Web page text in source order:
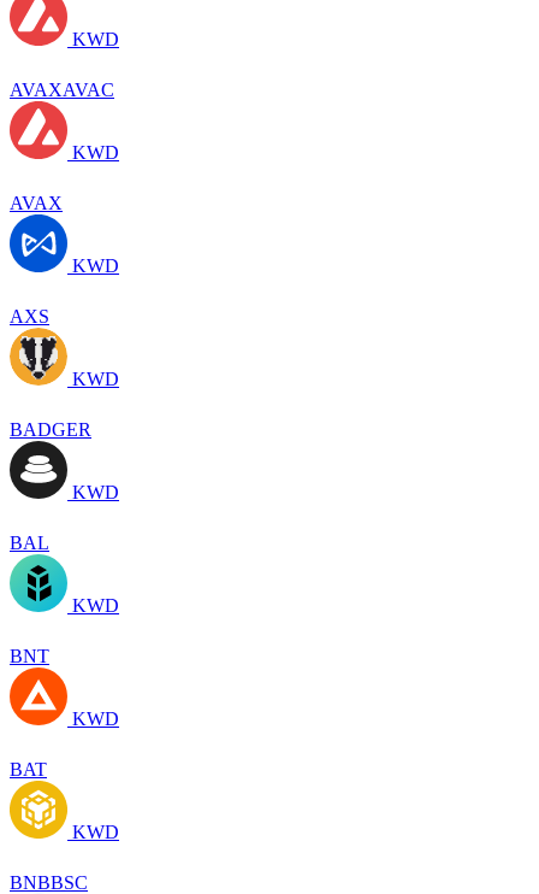
KWD
AVAXAVAC
KWD
AVAX
KWD
AXS
KWD
BADGER
KWD
BAL
KWD
BNT
KWD
BAT
KWD
BNBBSC